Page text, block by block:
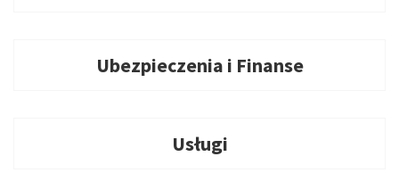
Ubezpieczenia i Finanse
Usługi